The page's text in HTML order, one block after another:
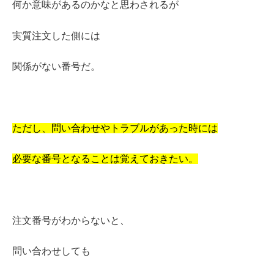
何か意味があるのかなと思わされるが
実質注文した側には
関係がない番号だ。
ただし、 問い合わせやトラブルがあった時には
必要な番号となることは覚えておきたい。
注文番号がわからないと、
問い合わせしても